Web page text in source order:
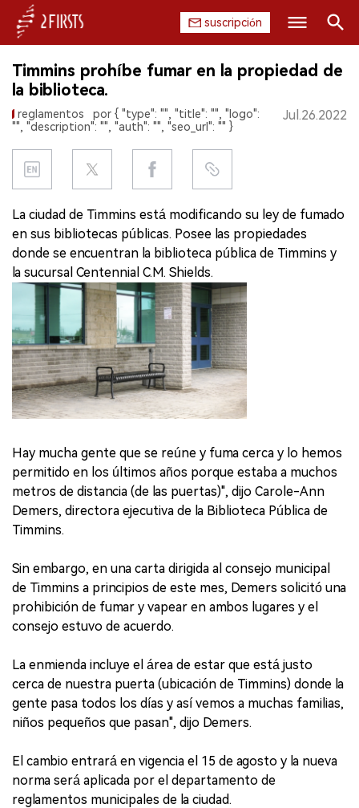
suscripción
INICIO
EMPRESA
PRODUCTO
CHINA
DATOS
EXPOSICIÓN
ENTREVISTA
Buscar
Timmins prohíbe fumar en la propiedad de
la biblioteca.
reglamentos
por { "type": "", "title": "", "logo":
"", "description": "", "auth": "", "seo_url": "" }
Jul.26.2022
La ciudad de Timmins está modificando su ley de fumado
en sus bibliotecas públicas. Posee las propiedades
donde se encuentran la biblioteca pública de Timmins y
la sucursal Centennial C.M. Shields.
Hay mucha gente que se reúne y fuma cerca y lo hemos
permitido en los últimos años porque estaba a muchos
metros de distancia (de las puertas)", dijo Carole-Ann
Demers, directora ejecutiva de la Biblioteca Pública de
Timmins.
Sin embargo, en una carta dirigida al consejo municipal
de Timmins a principios de este mes, Demers solicitó una
prohibición de fumar y vapear en ambos lugares y el
consejo estuvo de acuerdo.
La enmienda incluye el área de estar que está justo
cerca de nuestra puerta (ubicación de Timmins) donde la
gente pasa todos los días y así vemos a muchas familias,
niños pequeños que pasan", dijo Demers.
El cambio entrará en vigencia el 15 de agosto y la nueva
norma será aplicada por el departamento de
reglamentos municipales de la ciudad.